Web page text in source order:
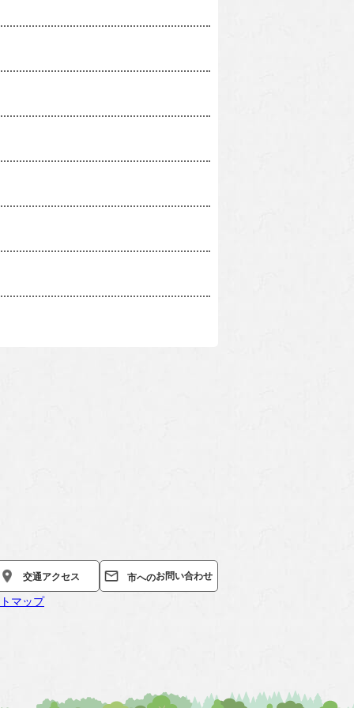
交通アクセス 市へのお問い合わせ
マップ